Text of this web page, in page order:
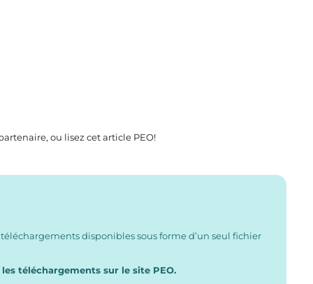
ou lisezcet article PEO!
disponibles sous forme d’un seul fichier
téléchargements sur le site PEO.